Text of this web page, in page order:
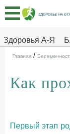
Здоровья А-Я
Главная
Тесты
Про
ДЕТЯМ
Главная /
Как
Первый этап